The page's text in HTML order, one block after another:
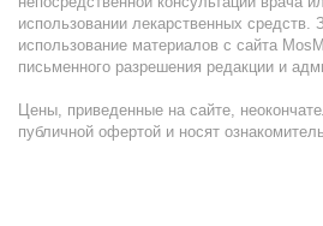
использовании лекарственных
использование материалов с сайта
письменного разрешения редакции и
Цены, приведенные на сайте,
публичной офертой и носят